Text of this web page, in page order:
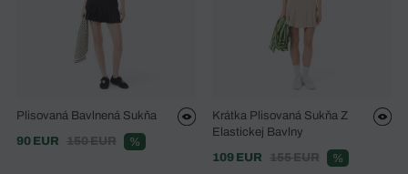
Plisovaná Bavlnená Sukňa
90 EUR
150 EUR %
Krátka Plisovaná Sukňa Z
Elastickej Bavlny
109 EUR
155 EUR %